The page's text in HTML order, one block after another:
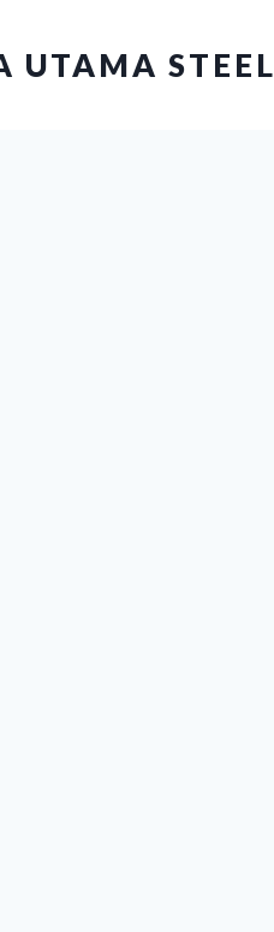
UTAMA STEEL